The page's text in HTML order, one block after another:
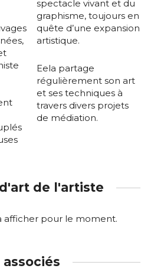
spectacle vivant et du
graphisme, toujours en
quête d’une expansion
artistique.
Eela partage
régulièrement son art
et ses techniques à
travers divers projets
de médiation.
de l'artiste
afficher pour le moment.